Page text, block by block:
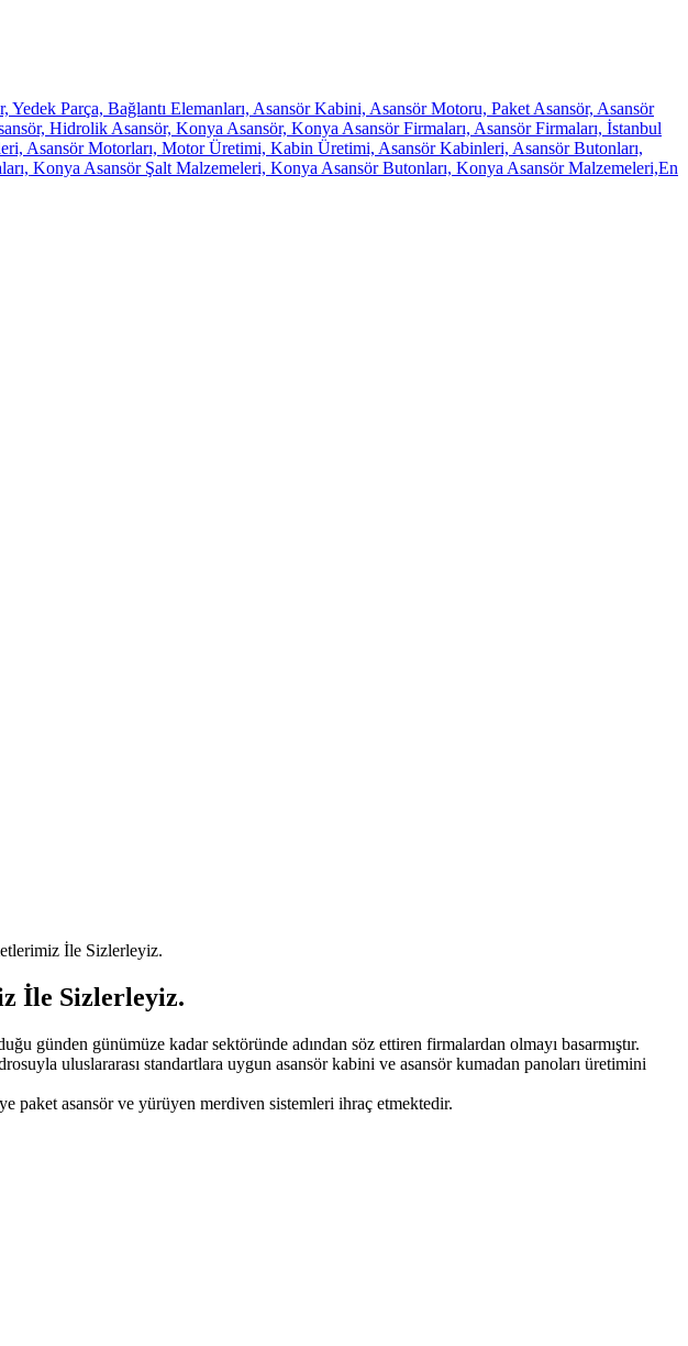
İle Sizlerleyiz.
günden günümüze kadar sektöründe adından söz ettiren firmalardan olmayı basarmıştır.
uluslararası standartlara uygun asansör kabini ve asansör kumadan panoları üretimini
asansör ve yürüyen merdiven sistemleri ihraç etmektedir.